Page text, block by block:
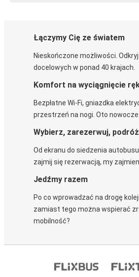
Łączymy Cię ze światem
Nieskończone możliwości.
docelowych w ponad 40 krajach.
Komfort na wyciągnięcie
Bezpłatne Wi-Fi, gniazdka
przestrzeń na nogi. Oto
Wybierz, zarezerwuj,
Od ekranu do siedzenia
zajmij się rezerwacją, my
Jedźmy razem
Po co wprowadzać na drogę
zamiast tego można wspierać
mobilność?